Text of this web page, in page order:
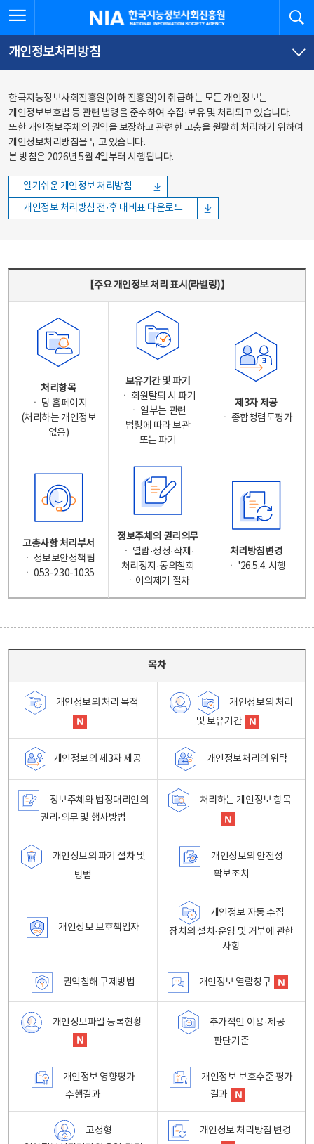
바로가기
바로가기
한국지능정보사회진흥원
개인정보처리방침
한국지능정보사회진흥원(이하 진흥원)이 취급하는 모든 개인정보는
개인정보보호법 등 관련 법령을 준수하여 수집·보유 및 처리되고 있습니다.
또한 개인정보주체의 권익을 보장하고 관련한 고충을 원활히 처리하기 위하여
개인정보처리방침을 두고 있습니다.
본 방침은 2026년 5월 4일부터 시행됩니다.
알기쉬운 개인정보 처리방침
개인정보 처리방침 전·후 대비표 다운로드
【주요 개인정보 처리 표시(라벨링)】
처리항목
ㆍ 당 홈페이지
(처리하는 개인정보
없음)
보유기간 및 파기
ㆍ 회원탈퇴 시 파기
ㆍ 일부는 관련
법령에 따라 보관
또는 파기
제3자 제공
ㆍ 종합청렴도평가
고충사항 처리부서
ㆍ 정보보안정책팀
ㆍ 053-230-1035
정보주체의 권리의무
ㆍ 열람·정정·삭제·
처리정지·동의철회
ㆍ이의제기 절차
처리방침변경
ㆍ '26.5.4. 시행
목차
개인정보의 처리 목적
개인정보의 처리
및 보유기간
개인정보의 제3자 제공 개인정보처리의 위탁
정보주체와 법정대리인의
권리·의무 및 행사방법
처리하는 개인정보 항목
개인정보의 파기 절차 및
방법
개인정보의 안전성
확보조치
개인정보 보호책임자
개인정보 자동 수집
장치의 설치·운영 및 거부에 관한
사항
권익침해 구제방법 개인정보 열람청구
개인정보파일 등록현황
추가적인 이용·제공
판단기준
개인정보 영향평가
수행결과
개인정보 보호수준 평가
결과
고정형
개인정보 처리방침 변경